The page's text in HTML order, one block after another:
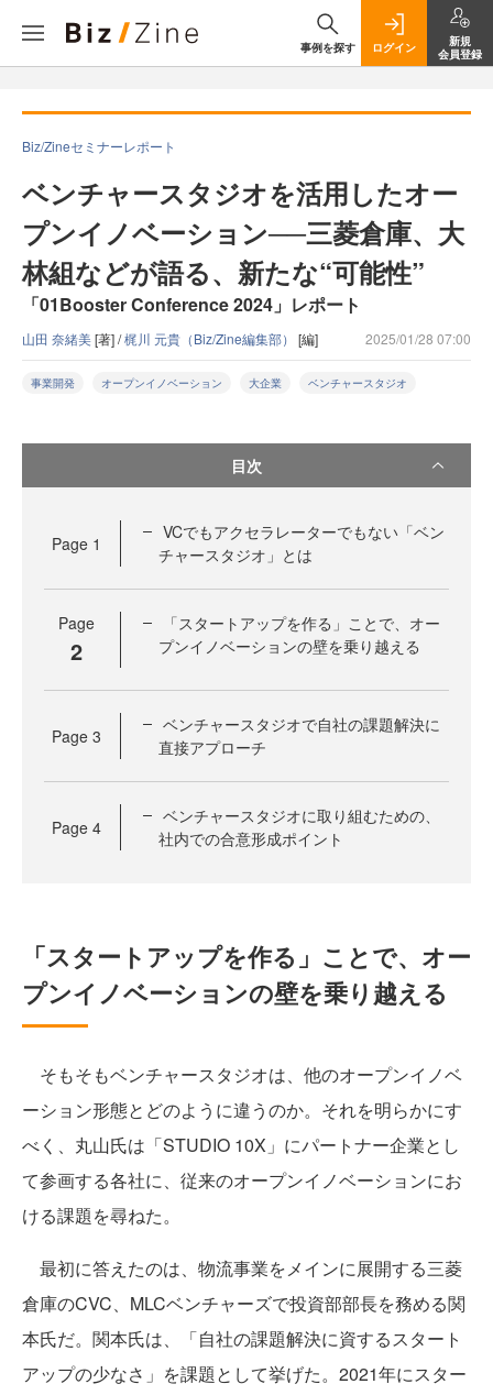
事例を探す ログイン
新規
会員登録
Biz/Zineセミナーレポート
ベンチャースタジオを活用したオー
プンイノベーション──三菱倉庫、大
林組などが語る、新たな“可能性”
「01Booster Conference 2024」レポート
山田 奈緒美[著] /梶川 元貴（Biz/Zine編集部） [編] 2025/01/28 07:00
事業開発 オープンイノベーション 大企業 ベンチャースタジオ
目次
Page 1
VCでもアクセラレーターでもない「ベン
チャースタジオ」とは
Page
2
「スタートアップを作る」ことで、オー
プンイノベーションの壁を乗り越える
Page 3
ベンチャースタジオで自社の課題解決に
直接アプローチ
Page 4
ベンチャースタジオに取り組むための、
社内での合意形成ポイント
「スタートアップを作る」ことで、オー
プンイノベーションの壁を乗り越える
そもそもベンチャースタジオは、他のオープンイノベ
ーション形態とどのように違うのか。それを明らかにす
べく、丸山氏は「STUDIO 10X」にパートナー企業とし
て参画する各社に、従来のオープンイノベーションにお
ける課題を尋ねた。
最初に答えたのは、物流事業をメインに展開する三菱
倉庫のCVC、MLCベンチャーズで投資部部長を務める関
本氏だ。関本氏は、「自社の課題解決に資するスタート
アップの少なさ」を課題として挙げた。2021年にスター